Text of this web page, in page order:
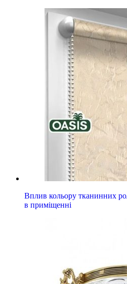
Вплив кольору тканинних
в приміщенні